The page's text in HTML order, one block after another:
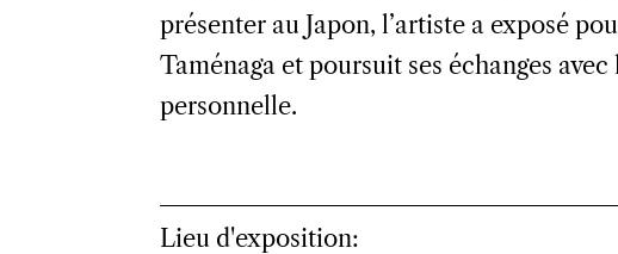
présenter au Japon, l’artiste a exposé
Taménaga et poursuit ses échanges
personnelle.
Lieu d'exposition: